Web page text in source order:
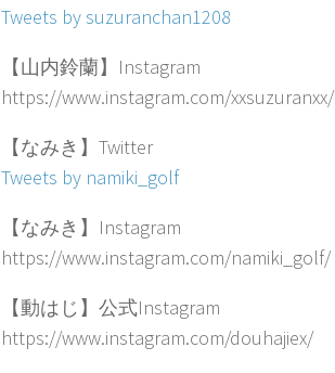
Tweets by suzuranchan1208
【山内鈴蘭】Instagram
https://www.instagram.com/xxsuzuranxx/
【なみき】Twitter
Tweets by namiki_golf
【なみき】Instagram
https://www.instagram.com/namiki_golf/
【動はじ】公式Instagram
https://www.instagram.com/douhajiex/